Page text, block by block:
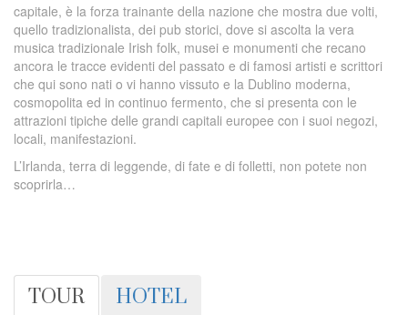
capitale, è la forza trainante della nazione che mostra due volti,
quello tradizionalista, dei pub storici, dove si ascolta la vera
musica tradizionale Irish folk, musei e monumenti che recano
ancora le tracce evidenti del passato e di famosi artisti e scrittori
che qui sono nati o vi hanno vissuto e la Dublino moderna,
cosmopolita ed in continuo fermento, che si presenta con le
attrazioni tipiche delle grandi capitali europee con i suoi negozi,
locali, manifestazioni.
L’Irlanda, terra di leggende, di fate e di folletti, non potete non
scoprirla…
TOUR HOTEL